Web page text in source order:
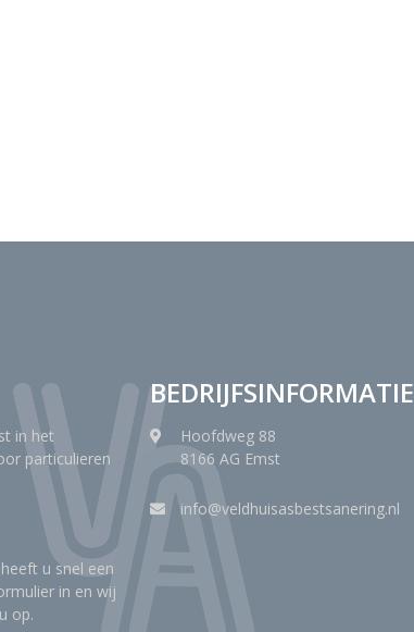
in het
particulieren
u snel een
in en wij
op.
BEDRIJFSINFORMATIE
Hoofdweg 88
8166 AG Emst
info@veldhuisasbestsanering.nl